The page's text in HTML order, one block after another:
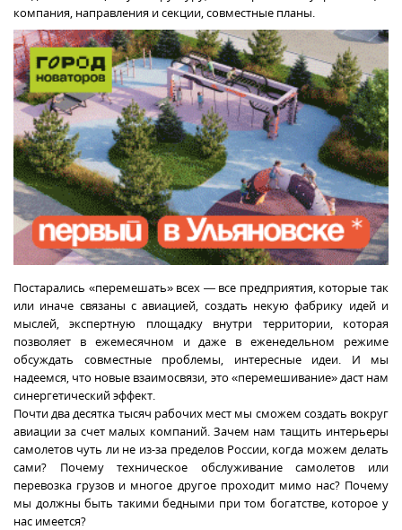
компания, направления и секции, совместные планы.
Постарались «перемешать» всех — все предприятия, которые так
или иначе связаны с авиацией, создать некую фабрику идей и
мыслей, экспертную площадку внутри территории, которая
позволяет в ежемесячном и даже в еженедельном режиме
обсуждать совместные проблемы, интересные идеи. И мы
надеемся, что новые взаимосвязи, это «перемешивание» даст нам
синергетический эффект.
Почти два десятка тысяч рабочих мест мы сможем создать вокруг
авиации за счет малых компаний. Зачем нам тащить интерьеры
самолетов чуть ли не из-за пределов России, когда можем делать
сами? Почему техническое обслуживание самолетов или
перевозка грузов и многое другое проходит мимо нас? Почему
мы должны быть такими бедными при том богатстве, которое у
нас имеется?